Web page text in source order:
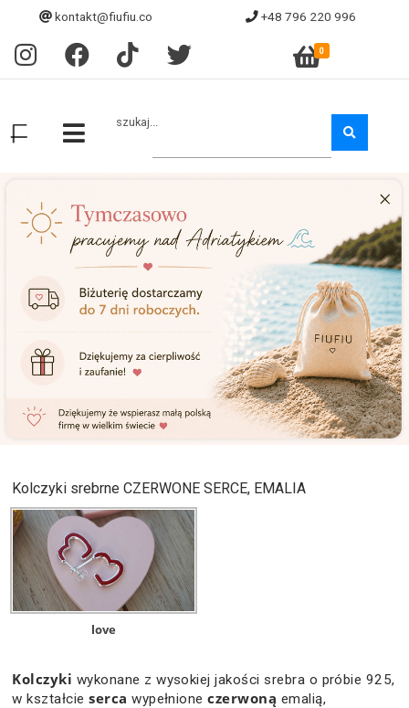
kontakt@fiufiu.co +48 796 220 996
0
szukaj...
Kolczyki srebrne CZERWONE SERCE, EMALIA
love
Kolczyki wykonane z wysokiej jakości srebra o próbie 925,
w kształciesercawypełnioneczerwoną emalią,